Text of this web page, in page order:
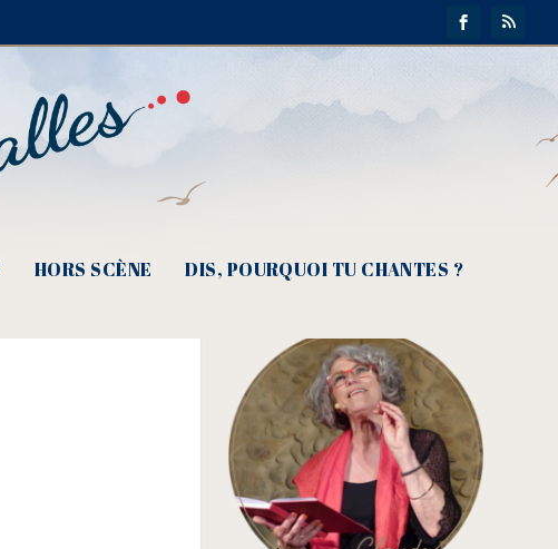
HORS SCÈNE DIS, POURQUOI TU CHANTES ?